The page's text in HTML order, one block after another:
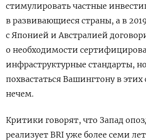
стимулировать частные
в развивающиеся страны, а в
с Японией и Австралией
о необходимости
инфраструктурные стандарты,
похвастаться Вашингтону в этих
нечем.
Критики говорят, что Запад
реализует BRI уже более семи